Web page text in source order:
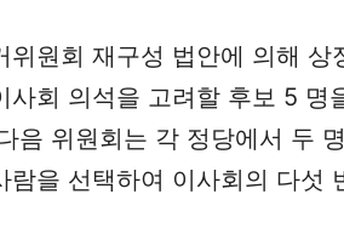
위원회 재구성 법안에 의해
사회 의석을 고려할 후보 5 명
음 위원회는 각 정당에서 두
람을 선택하여 이사회의 다섯